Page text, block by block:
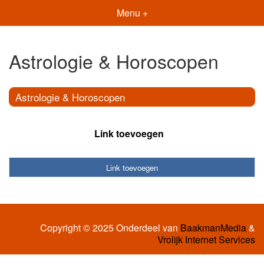
Menu +
Astrologie & Horoscopen
Astrologie & Horoscopen
Link toevoegen
Link toevoegen
Copyright © 2025 Onderdeel van BaakmanMedia&
Vrolijk Internet Services